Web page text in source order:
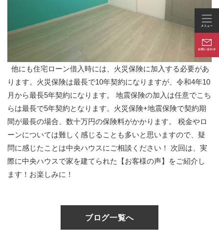
他にも住宅ローン借入時には、火災保険に加入する必要があ
ります。火災保険は最長で10年契約になりますが、令和4年10
月から最長5年契約になります。 地震保険の加入は任意でこち
らは最長で5年契約となります。火災保険+地震保険で契約期
間が最長の場合、数十万円の保険料がかかります。 税金やロ
ーンについては難しく感じることも多いと思いますので、疑
問に感じたことは中央ハウスにご相談ください！ 次回は、実
際に中央ハウスで家を建てられた【お客様の声】をご紹介し
ます！お楽しみに！
ブログ一覧へ